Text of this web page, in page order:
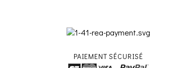
PAIEMENT SÉCURISÉ